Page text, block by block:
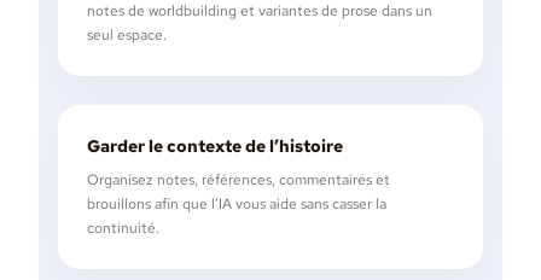
notes de worldbuilding et variantes de prose dans un
seul espace.
Garder le contexte de l’histoire
Organisez notes, références, commentaires et
brouillons afin que l’IA vous aide sans casser la
continuité.